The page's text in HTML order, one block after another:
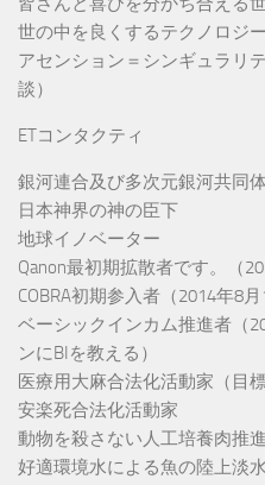
世の中を良くするテクノロジ
アセンション＝シンギュラリ
談）
ETコンタクティ
銀河連合及び多次元銀河共同
日本神界の神の臣下
地球イノベーター
Qanon最初期拡散者です。（
COBRA初期参入者（2014年8月
ベーシックインカム推進者（
ンにBIを教える）
医療用大麻合法化活動家（目
安楽死合法化活動家
動物を殺さない人工培養肉推
好適環境水による魚の陸上淡